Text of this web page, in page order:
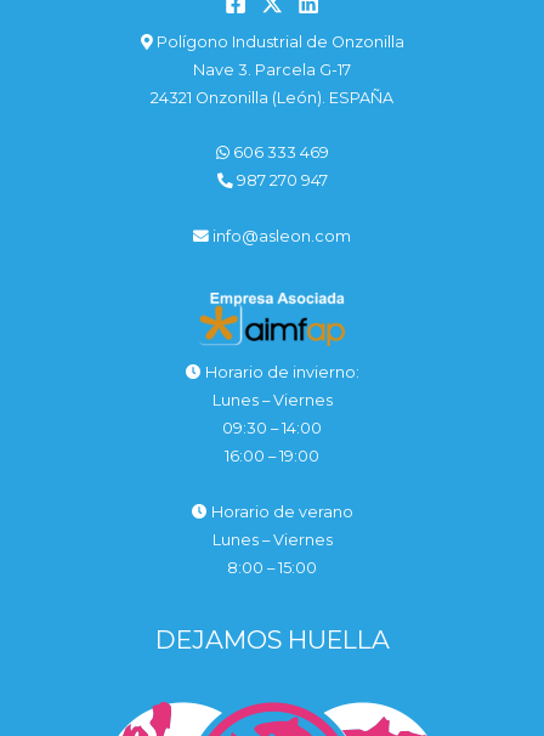
Polígono Industrial de Onzonilla
Nave 3. Parcela G-17
24321 Onzonilla (León). ESPAÑA
606 333 469
987 270 947
info@asleon.com
Horario de invierno:
Lunes – Viernes
09:30 – 14:00
16:00 – 19:00
Horario de verano
Lunes – Viernes
8:00 – 15:00
DEJAMOS HUELLA